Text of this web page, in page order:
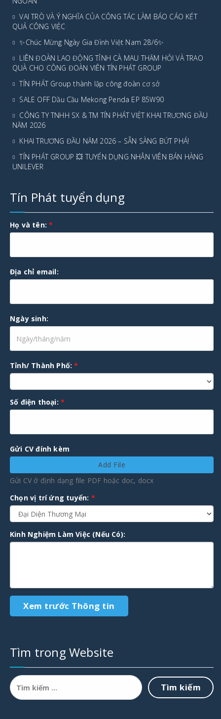
VAI TRÒ VÀ Ý NGHĨA CỦA CÔNG TÁC LÀM BÁO CÁO KẾT
QUẢ CÔNG VIỆC
✨Chúc Mừng Ngày Gia Đình Việt Nam 28/6✨
LIÊN ĐOÀN LAO ĐỘNG TỈNH CÀ MAU THĂM HỎI VÀ TRAO
QUÀ CHO CÔNG ĐOÀN VIÊN TÍN PHÁT GROUP
TÍN PHÁT Group thành lập công đoàn cơ sở
SALE OFF Dầu Cầu Mekong Penda EP 85W90
CÔNG TY TNHH SX & TM TÍN PHÁT VIỆT KHAI TRƯƠNG ĐẦU
NĂM 2026
KHAI TRƯƠNG ĐẦU NĂM 2026 – SẴN SÀNG BỨT PHÁ!
TÍN PHÁT GROUP 💥 TUYỂN DỤNG NHÂN VIÊN BÁN HÀNG
UNILEVER
Tín Phát tuyển dụng
Họ và tên:*
Địa chỉ email:
Ngày sinh:
Tỉnh/ Thành Phố:*
Số điện thoại: *
Gửi CV đính kèm
Add File
Gửi CV ở định dạng file PDF hoặc doc, docx
Chọn vị trí ứng tuyển: *
Kinh Nghiệm Làm Việc (Nếu Có):
Tìm trong Website
Tìm
kiếm
cho: